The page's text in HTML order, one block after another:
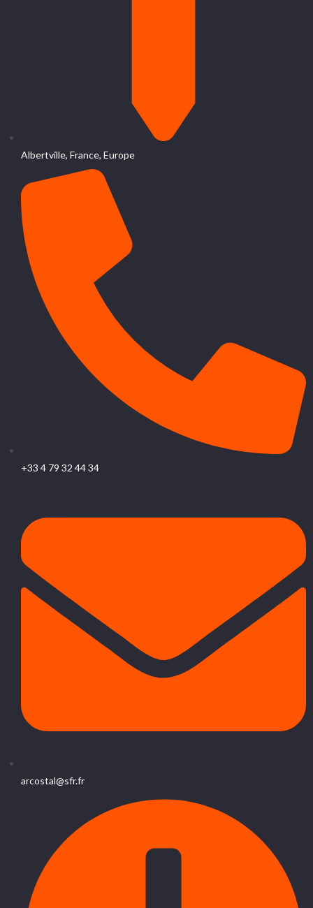
Albertville, France, Europe
+33 4 79 32 44 34
arcostal@sfr.fr